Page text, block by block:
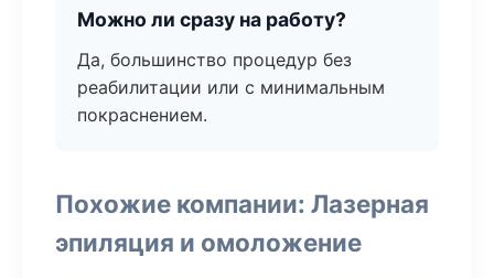
Можно ли сразу на работу?
Да, большинство процедур без
реабилитации или с минимальным
покраснением.
Похожие компании: Лазерная
эпиляция и омоложение